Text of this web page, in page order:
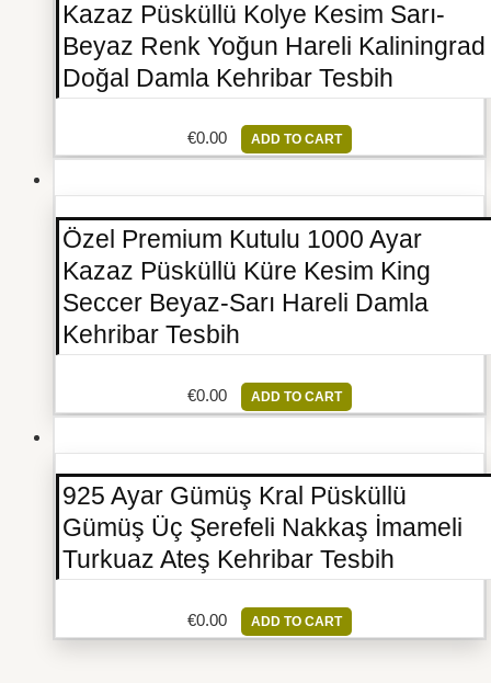
Kazaz Püsküllü Kolye Kesim Sarı-
Beyaz Renk Yoğun Hareli Kaliningrad
Doğal Damla Kehribar Tesbih
€0.00 ADD TO CART
Özel Premium Kutulu 1000 Ayar
Kazaz Püsküllü Küre Kesim King
Seccer Beyaz-Sarı Hareli Damla
Kehribar Tesbih
€0.00 ADD TO CART
925 Ayar Gümüş Kral Püsküllü
Gümüş Üç Şerefeli Nakkaş İmameli
Turkuaz Ateş Kehribar Tesbih
€0.00 ADD TO CART